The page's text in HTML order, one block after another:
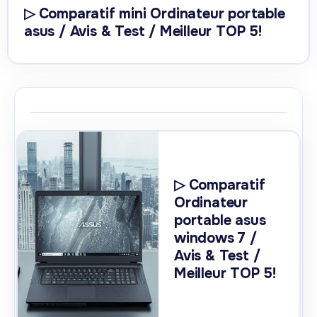
▷ Comparatif mini Ordinateur portable
asus / Avis & Test / Meilleur TOP 5!
▷ Comparatif
Ordinateur
portable asus
windows 7 /
Avis & Test /
Meilleur TOP 5!